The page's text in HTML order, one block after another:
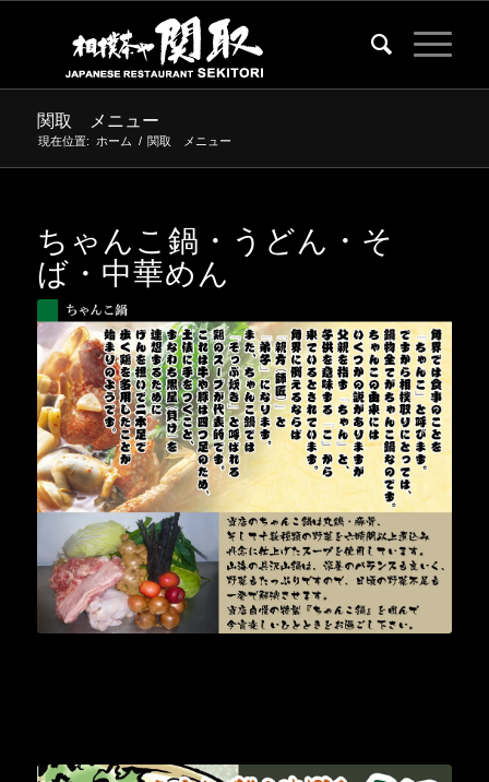
関取 メニュー
現在位置: ホーム / 関取 メニュー
ちゃんこ鍋・うどん・そ
ば・中華めん